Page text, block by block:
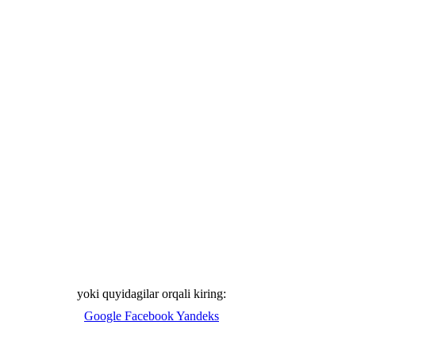
yoki quyidagilar orqali kiring:
Google FacebookYandeks